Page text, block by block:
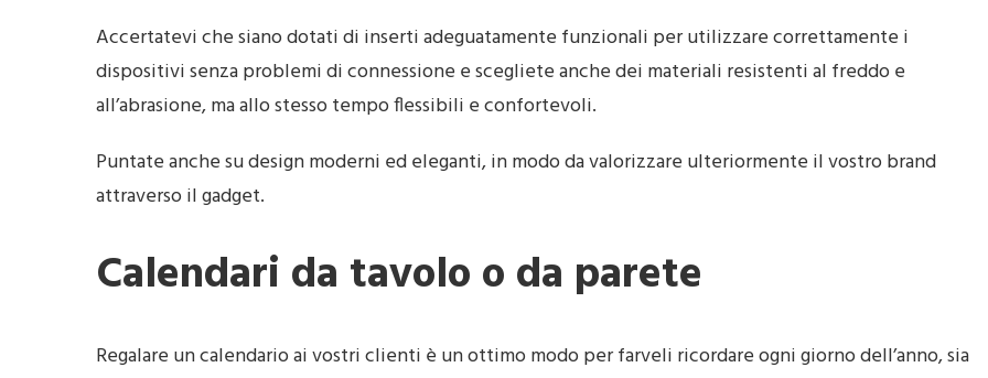
Accertatevi che siano dotati di inserti adeguatamente funzionali per utilizzare correttamente i
dispositivi senza problemi di connessione e scegliete anche dei materiali resistenti al freddo e
all’abrasione, ma allo stesso tempo flessibili e confortevoli.
Puntate anche su design moderni ed eleganti, in modo da valorizzare ulteriormente il vostro brand
attraverso il gadget.
Calendari da tavolo o da parete
Regalare un calendario ai vostri clienti è un ottimo modo per farveli ricordare ogni giorno dell’anno, sia